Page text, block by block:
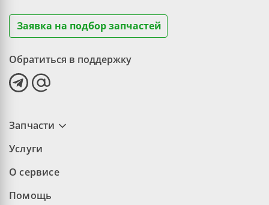
Заявка на подбор запчастей
Обратиться в поддержку
Запчасти
Услуги
О сервисе
Помощь